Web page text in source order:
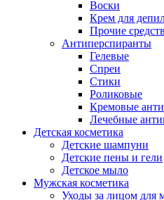
Воски
Крем для
Прочие
Антиперспиранты
Гелевые
Спреи
Стики
Роликовые
Кремовые
Лечебные
Детская косметика
Детские шампуни
Детские пены и гели
Детское мыло
Мужская косметика
Уходы за лицом для